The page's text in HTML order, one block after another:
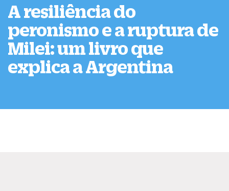
A resiliência do
peronismo e a ruptura de
Milei: um livro que
explica a Argentina